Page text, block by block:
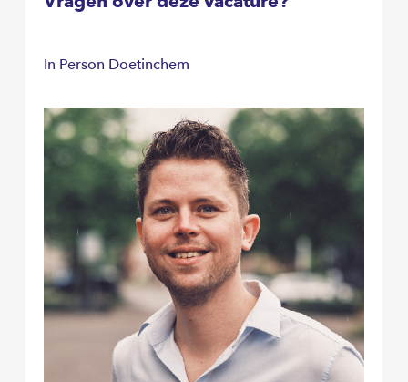
In Person Doetinchem